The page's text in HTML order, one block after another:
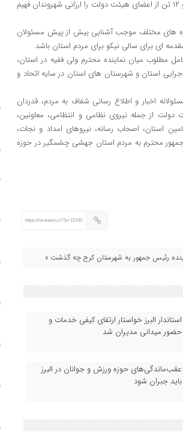
سپاس خداوند متعال را که در ماه خیر و برکت و رحمت، افتخار میزبانی از رئیس جمهور و ۱۲ تن از اعضای هیئت دولت را ارزانی شهروندان فهیم
های مختلف موجب آشنایی بیش از پیش مسئولان
ای برای سالی نیکو برای مردم استان باشد.
مطلوب میان نماینده محترم ولی فقیه در استان،
استان و شهرستان های استان در سایه اتحاد و
اخبار و اطلاع رسانی شفاف به مردم، قدردان
از جمله نیروی نظامی و انتظامی، معاونین،
استان، اصحاب رسانه، نیروهای امداد و نجات،
محترم به مردم استان جهشی چشمگیر در حوزه
https://taranews.ir/?p=15195
رئیس جمهور به شهرستان کرج چه گذشت »
استاندار البرز خواستار ارتقای کیفی خدمات و
حضور میدانی مدیران شد
عقب‌ماندگی‌های حوزه ورزش و جوانان در البرز
باید جبران شود